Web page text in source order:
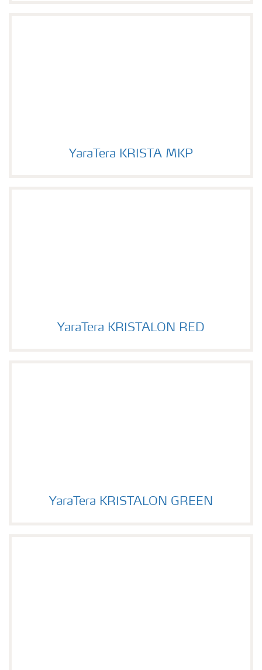
Image of YaraTera KRISTA MKP
YaraTera KRISTA MKP
YaraTera KRISTALON RED
YaraTera KRISTALON RED
Image of YaraTera KRISTALON GREEN
YaraTera KRISTALON GREEN